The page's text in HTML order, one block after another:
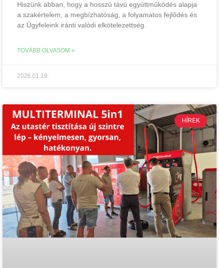
Hiszünk abban, hogy a hosszú távú együttműködés alapja
a szakértelem, a megbízhatóság, a folyamatos fejlődés és
az Ügyfeleink iránti valódi elkötelezettség.
TOVÁBB OLVASOM »
2026.01.19.
HÍREK